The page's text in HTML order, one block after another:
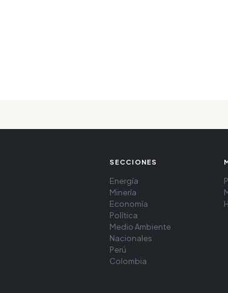
SECCIONES
Energía
Minería
Economía
Política
Medio Ambiente
Nacionales
Perú
Colombia